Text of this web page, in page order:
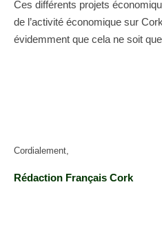
Ces différents projets
de l’activité économique sur
évidemment que cela ne soit
Cordialement,
Rédaction Français Cork